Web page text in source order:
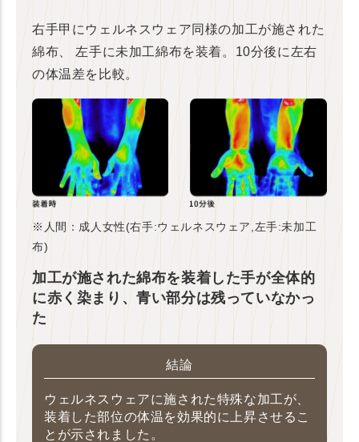
右手甲にウェルネスウェア同様の加工が施された
綿布、
左手に未加工綿布を装着。10分後に左右
の体温差を比較。
※人間：成人女性(右手:ウェルネスウェア,左手:未加工
布)
加工が施された綿布を装着した手が全体的
に赤く染まり、青い部分は残っていなかっ
た
結論
ウェルネスウェアに施された特殊な加工が、
装着した部位の体温を効果的に上昇させるこ
とが示されました。